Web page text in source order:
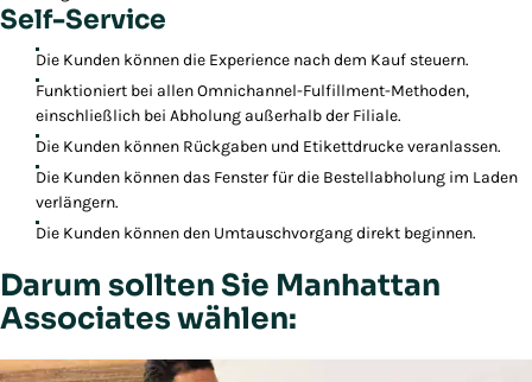
Self-Service
Die Kunden können die Experience nach dem Kauf steuern.
Funktioniert bei allen Omnichannel-Fulfillment-Methoden,
einschließlich bei Abholung außerhalb der Filiale.
Die Kunden können Rückgaben und Etikettdrucke veranlassen.
Die Kunden können das Fenster für die Bestellabholung im Laden
verlängern.
Die Kunden können den Umtauschvorgang direkt beginnen.
Darum sollten Sie Manhattan
Associates wählen: